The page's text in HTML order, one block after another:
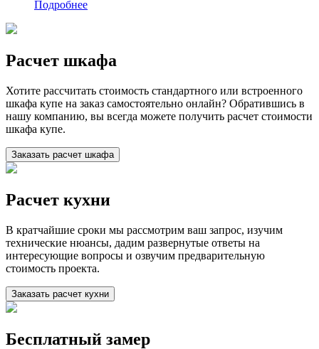
Подробнее
Расчет шкафа
Хотите рассчитать стоимость стандартного или встроенного
шкафа купе на заказ самостоятельно онлайн? Обратившись в
нашу компанию, вы всегда можете получить расчет стоимости
шкафа купе.
Заказать расчет шкафа
Расчет кухни
В кратчайшие сроки мы рассмотрим ваш запрос, изучим
технические нюансы, дадим развернутые ответы на
интересующие вопросы и озвучим предварительную
стоимость проекта.
Заказать расчет кухни
Бесплатный замер